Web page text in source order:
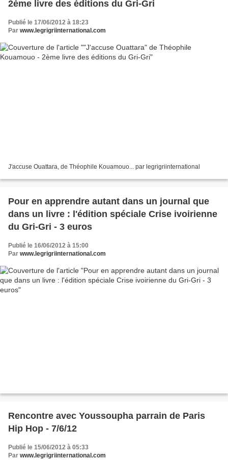
2ème livre des éditions du Gri-Gri
Publié le 17/06/2012 à 18:23
Par www.legrigriinternational.com
J'accuse Ouattara, de Théophile Kouamouo... par legrigriinternational
Pour en apprendre autant dans un journal que
dans un livre : l'édition spéciale Crise ivoirienne
du Gri-Gri - 3 euros
Publié le 16/06/2012 à 15:00
Par www.legrigriinternational.com
Rencontre avec Youssoupha parrain de Paris
Hip Hop - 7/6/12
Publié le 15/06/2012 à 05:33
Par www.legrigriinternational.com